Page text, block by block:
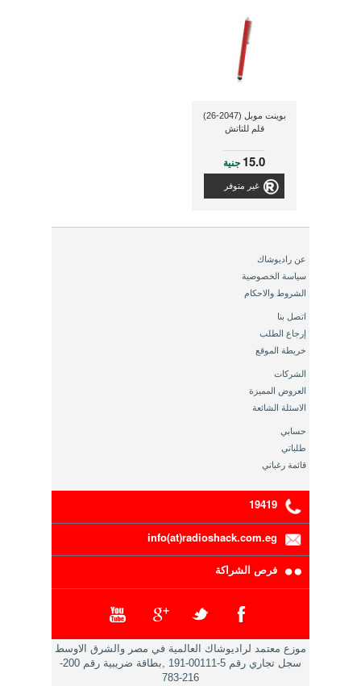
بوينت موبل (2047-26)
قلم للتاتش
15.0 جنية
غير متوفر
عن راديوشاك
سياسة الخصوصية
الشروط والاحكام
اتصل بنا
إرجاع الطلب
خريطة الموقع
الشركات
العروض المميزة
الاسئلة الشائعة
حسابي
طلباتي
قائمة رغباتي
19419
info(at)radioshack.com.eg
فرص الشراكة
موزع معتمد لراديوشاك العالمية في مصر والشرق الاوسط
سجل تجاري رقم 5-00111-191 ,بطاقة ضريبية رقم 200-
216-783